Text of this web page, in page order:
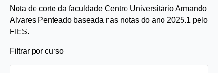
Nota de corte da faculdade Centro Universitário Armando
Alvares Penteado baseada nas notas do ano 2025.1 pelo
FIES.
Filtrar por curso